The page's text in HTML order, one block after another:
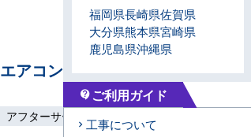
エアコンセンターAC 松戸
アフターサービス
福岡県長崎県佐賀県
大分県熊本県宮崎県
鹿児島県沖縄県
contact_support ご利用ガイド
工事について